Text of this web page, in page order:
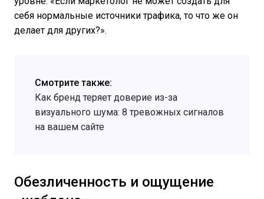
себя нормальные источники трафика, то что же он
делает для других?».
Смотрите также:
Как бренд теряет доверие из-за
визуального шума: 8 тревожных сигналов
на вашем сайте
Обезличенность и ощущение